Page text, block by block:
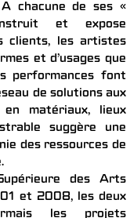
chacune de ses «
et expose
clients, les artistes
et d’usages que
performances font
de solutions aux
matériaux, lieux
suggère une
des ressources de
des Arts
et 2008, les deux
les projets